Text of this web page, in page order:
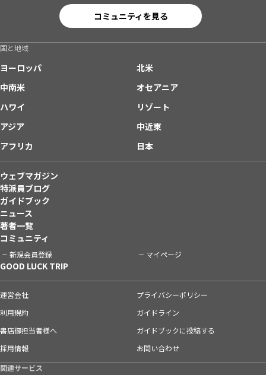
コミュニティを見る
国と地域
ヨーロッパ
北米
中南米
オセアニア
ハワイ
リゾート
アジア
中近東
アフリカ
日本
ウェブマガジン
特派員ブログ
ガイドブック
ニュース
著者一覧
コミュニティ
新規会員登録 マイページ
GOOD LUCK TRIP
運営会社
プライバシーポリシー
利用規約
ガイドライン
書店御担当者様へ
ガイドブックに投稿する
採用情報
お問い合わせ
関連サービス